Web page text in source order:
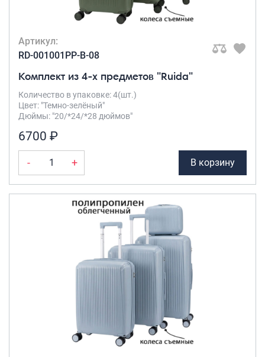
Распродажа
Сумки
Сумки деловые
Сумки поясные
Сумки пляжные
Сумки-рюкзаки на колёсах
Рюкзаки
Рюкзаки городские
Рюкзаки школьные
Рюкзаки подростковые
Ранцы школьные
Рюкзаки детские
Рюкзаки туристические
Рюкзаки для охоты-рыбалки
Рюкзаки на колесах
ШОППЕРЫ
Артикул:
RD-001001PP-B-08
Комплект из 4-х предметов "Ruida"
Количество в упаковке: 4(шт.)
Цвет: "Темно-зелёный"
Дюймы: "20/*24/*28 дюймов"
6700 ₽
- + В корзину